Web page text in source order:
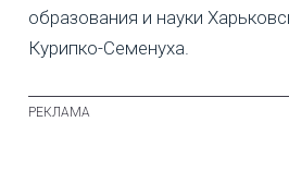
образования и науки
Курипко-Семенуха.